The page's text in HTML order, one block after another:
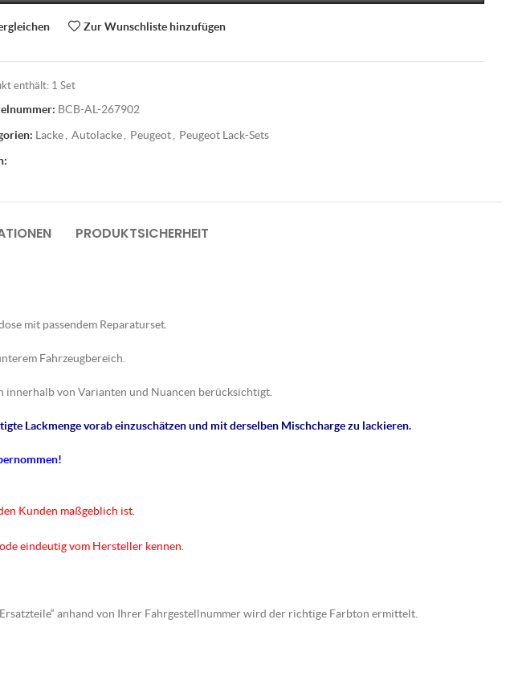
Zur Wunschliste hinzufügen
enthält: 1 Set
BCB-AL-267902
Lacke Autolacke Peugeot
Peugeot Lack-Sets
PRODUKTSICHERHEIT
mit passendem Reparaturset.
Fahrzeugbereich.
von Varianten und Nuancen berücksichtigt.
Lackmenge vorab einzuschätzen und mit derselben Mischcharge zu lackieren.
Kunden maßgeblich ist.
eindeutig vom Hersteller kennen.
anhand von Ihrer Fahrgestellnummer wird der richtige Farbton ermittelt.